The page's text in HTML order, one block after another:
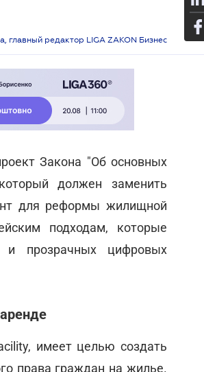
главный редактор LIGA ZAKON Бизнес
Закона "Об основных
должен заменить
для реформы жилищной
подходам, которые
и прозрачных цифровых
имеет целью создать
права граждан на жилье.